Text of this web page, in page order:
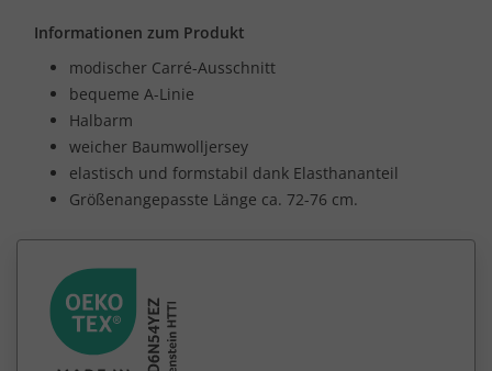
Informationen zum Produkt
modischer Carré-Ausschnitt
bequeme A-Linie
Halbarm
weicher Baumwolljersey
elastisch und formstabil dank Elasthananteil
Größenangepasste Länge ca. 72-76 cm.